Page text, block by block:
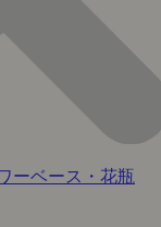
ーベース・花瓶